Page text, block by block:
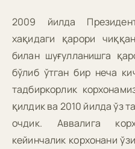
2009 йилда
хақидаги қарори
билан шуғулланишга
бўлиб ўтган бир неча
тадбиркорлик
қилдик ва 2010 йилда ўз
очдик. Аввалига
кейинчалик корхонани